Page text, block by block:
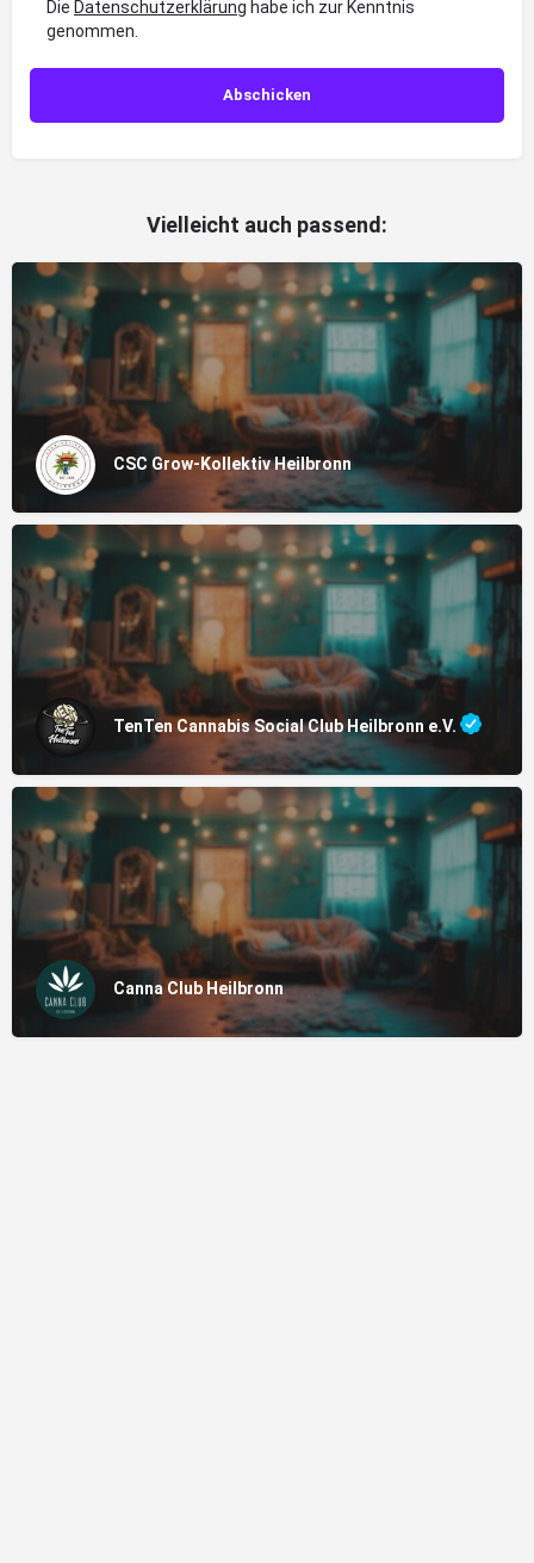
Die Datenschutzerklärung habe ich zur Kenntnis
genommen.
Vielleicht auch passend:
CSC Grow-Kollektiv Heilbronn
TenTen Cannabis Social Club Heilbronn e.V.
Canna Club Heilbronn